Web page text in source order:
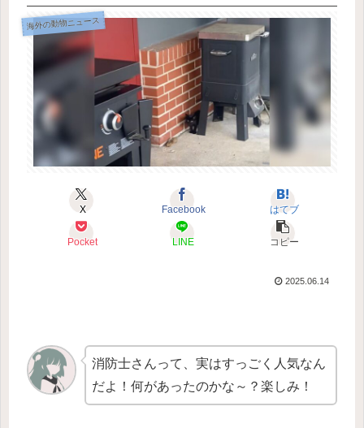
海外の動物ニュース
X Facebook はてブ
Pocket LINE コピー
2025.06.14
消防士さんって、実はすっごく人気なん
だよ！何があったのかな～？楽しみ！